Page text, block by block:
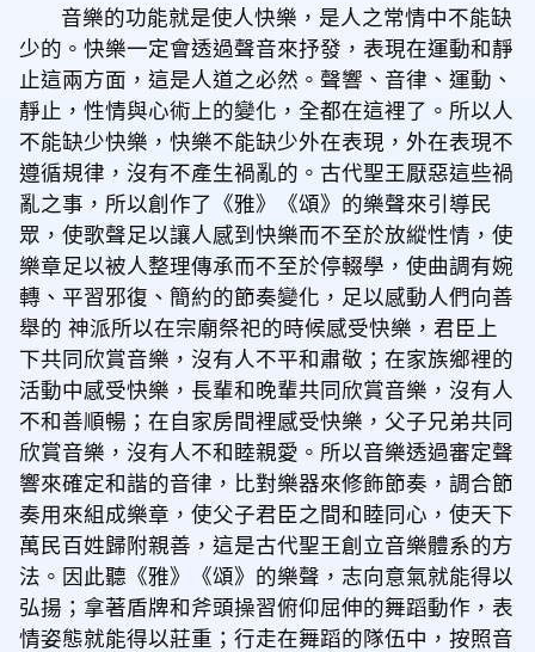
音樂的功能就是使人快樂，是人之常情中不能缺
少的。快樂一定會透過聲音來抒發，表現在運動和靜
止這兩方面，這是人道之必然。聲響、音律、運動、
靜止，性情與心術上的變化，全都在這裡了。所以人
不能缺少快樂，快樂不能缺少外在表現，外在表現不
遵循規律，沒有不產生禍亂的。古代聖王厭惡這些禍
亂之事，所以創作了《雅》《頌》的樂聲來引導民
眾，使歌聲足以讓人感到快樂而不至於放縱性情，使
樂章足以被人整理傳承而不至於停輟學，使曲調有婉
轉、平習邪復、簡約的節奏變化，足以感動人們向善
舉的 神派所以在宗廟祭祀的時候感受快樂，君臣上
下共同欣賞音樂，沒有人不平和肅敬；在家族鄉裡的
活動中感受快樂，長輩和晚輩共同欣賞音樂，沒有人
不和善順暢；在自家房間裡感受快樂，父子兄弟共同
欣賞音樂，沒有人不和睦親愛。所以音樂透過審定聲
響來確定和諧的音律，比對樂器來修飾節奏，調合節
奏用來組成樂章，使父子君臣之間和睦同心，使天下
萬民百姓歸附親善，這是古代聖王創立音樂體系的方
法。因此聽《雅》《頌》的樂聲，志向意氣就能得以
弘揚；拿著盾牌和斧頭操習俯仰屈伸的舞蹈動作，表
情姿態就能得以莊重；行走在舞蹈的隊伍中，按照音